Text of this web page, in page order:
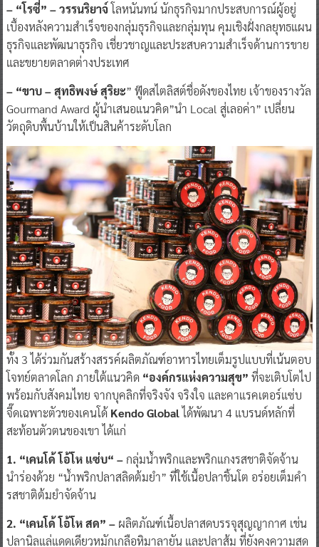
– “โรซี่” – วรรนริยาจ์โลหนันทน์ นักธุรกิจมากประสบการณ์ผู้อยู่
เบื้องหลังความสำเร็จของกลุ่มธุรกิจและกลุ่มทุน คุมเชิงฝั่งกลยุทธแผน
ธุรกิจและพัฒนาธุรกิจ เชี่ยวชาญและประสบความสำเร็จด้านการขาย
และขยายตลาดต่างประเทศ
– “ขาบ – สุทธิพงษ์ สุริยะ” ฟู๊ดสไตลิสต์ชื่อดังของไทย เจ้าของรางวัล
Gourmand Award ผู้นำเสนอแนวคิด”นำ Local สู่เลอค่า” เปลี่ยน
วัตถุดิบพื้นบ้านให้เป็นสินค้าระดับโลก
ทั้ง 3 ได้ร่วมกันสร้างสรรค์ผลิตภัณฑ์อาหารไทยเต็มรูปแบบที่เน้นตอบ
โจทย์ตลาดโลก ภายใต้แนวคิด “องค์กรแห่งความสุข” ที่จะเติบโตไป
พร้อมกับสังคมไทย จากบุคลิกที่จริงจัง จริงใจ และคาแรคเตอร์แซ่บ
จี๊ดเฉพาะตัวของเคนโด้ Kendo Globalได้พัฒนา 4 แบรนด์หลักที่
สะท้อนตัวตนของเขา ได้แก่
1. “เคนโด้ โอ้โห แซ่บ“ – กลุ่มน้ำพริกและพริกแกงรสชาติจัดจ้าน
นำร่องด้วย “น้ำพริกปลาสลิดต้มยำ” ที่ใช้เนื้อปลาชิ้นโต อร่อยเต็มคำ
รสชาติต้มยำจัดจ้าน
2. “เคนโด้ โอ้โห สด” –ผลิตภัณฑ์เนื้อปลาสดบรรจุสุญญากาศ เช่น
ปลานิลแล่แดดเดียวหมักเกลือหิมาลายัน และปลาส้ม ที่ยังคงความสด